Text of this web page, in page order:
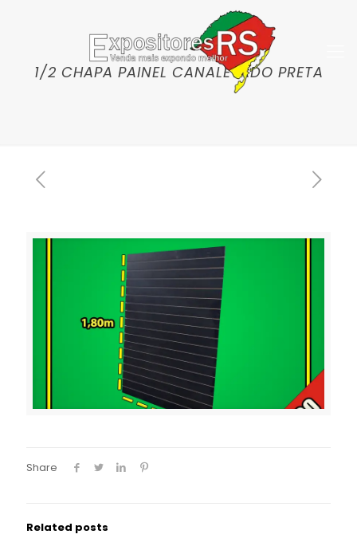
1/2 CHAPA PAINEL CANALETADO PRETA
Share
Related posts